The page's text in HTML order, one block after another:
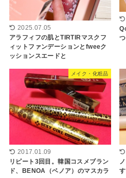
2025.07.05
アラフィフの肌とTIRTIRマスクフ
ィットファンデーションとfweeク
ッションスエードと
メイク・化粧品
2017.01.09
リピート3回目。韓国コスメブラン
ド、BENOA（ベノア）のマスカラ